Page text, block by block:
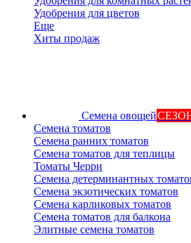
Удобрения для цветов
Еще
Хиты продаж
Семена овощей
Семена томатов
Семена ранних томатов
Семена томатов для теплицы
Томаты Черри
Семена детерминантных
Семена экзотических томатов
Семена карликовых томатов
Семена томатов для балкона
Элитные семена томатов